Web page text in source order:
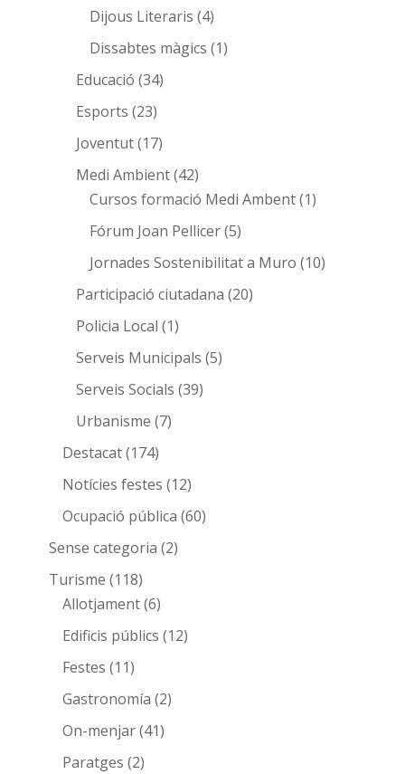
Dijous Literaris (4)
Dissabtes màgics (1)
Educació (34)
Esports (23)
Joventut(17)
Medi Ambient(42)
Cursos formació Medi Ambent(1)
Fórum Joan Pellicer(5)
Jornades Sostenibilitat a Muro (10)
Participació ciutadana (20)
Policia Local (1)
Serveis Municipals (5)
Serveis Socials (39)
Urbanisme (7)
Destacat(174)
Notícies festes (12)
Ocupació pública (60)
Sense categoria (2)
Turisme (118)
Allotjament(6)
Edificis públics (12)
Festes (11)
Gastronomía (2)
On-menjar(41)
Paratges (2)